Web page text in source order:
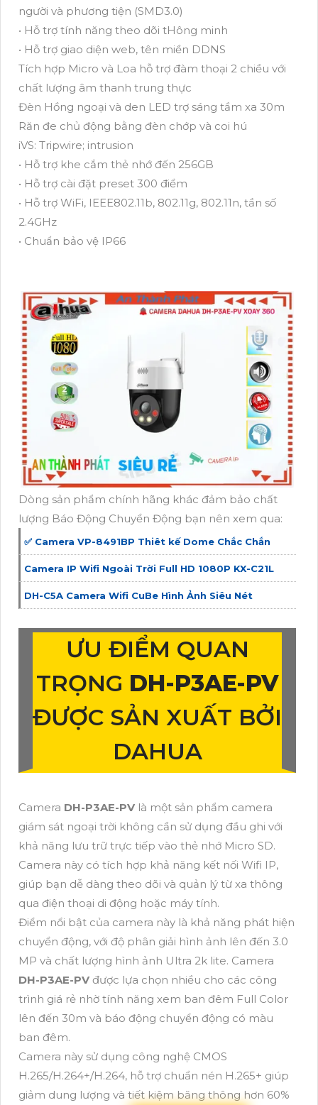
người và phương tiện (SMD3.0)
• Hỗ trợ tính năng theo dõi tHông minh
• Hỗ trợ giao diện web, tên miền DDNS
Tích hợp Micro và Loa hỗ trợ đàm thoại 2 chiều với
chất lượng âm thanh trung thực
Đèn Hồng ngoại và den LED trợ sáng tầm xa 30m
Răn đe chủ động bằng đèn chớp và coi hú
iVS: Tripwire; intrusion
• Hỗ trợ khe cắm thẻ nhớ đến 256GB
• Hỗ trợ cài đặt preset 300 điểm
• Hỗ trợ WiFi, IEEE802.11b, 802.11g, 802.11n, tần số
2.4GHz
• Chuẩn bảo vệ IP66
Dòng sản phẩm chính hãng khác đảm bảo chất
lượng Báo Động Chuyển Động bạn nên xem qua:
✅ Camera VP-8491BP Thiêt kế Dome Chắc Chắn
Camera IP Wifi Ngoài Trời Full HD 1080P KX-C21L
DH-C5A Camera Wifi CuBe Hình Ảnh Siêu Nét
ƯU ĐIỂM QUAN
TRỌNG DH-P3AE-PV
ĐƯỢC SẢN XUẤT BỞI
DAHUA
Camera DH-P3AE-PV là một sản phẩm camera
giám sát ngoại trời không cần sử dụng đầu ghi với
khả năng lưu trữ trực tiếp vào thẻ nhớ Micro SD.
Camera này có tích hợp khả năng kết nối Wifi IP,
giúp bạn dễ dàng theo dõi và quản lý từ xa thông
qua điện thoại di động hoặc máy tính.
Điểm nổi bật của camera này là khả năng phát hiện
chuyển động, với độ phân giải hình ảnh lên đến 3.0
MP và chất lượng hình ảnh Ultra 2k lite. Camera
DH-P3AE-PV được lựa chọn nhiều cho các công
trình giá rẻ nhờ tính năng xem ban đêm Full Color
lên đến 30m và báo động chuyển động có màu
ban đêm.
Camera này sử dụng công nghệ CMOS
H.265/H.264+/H.264, hỗ trợ chuẩn nén H.265+ giúp
giảm dung lượng và tiết kiệm băng thông hơn 60%